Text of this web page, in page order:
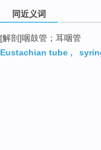
同近义词
[解剖]咽鼓管；耳咽管
Eustachian tube ,